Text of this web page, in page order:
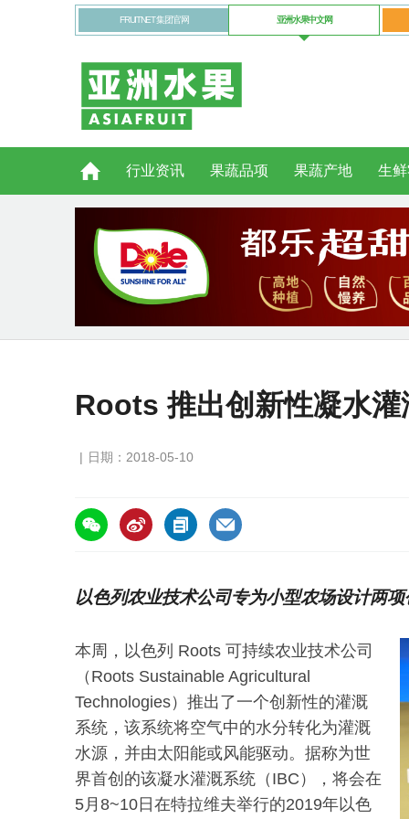
FRUITNET 集团官网 亚洲水果中文网
行业资讯 果蔬品项 果蔬产地 生
Roots 推出创新性凝水
日期：2018-05-10
https://asiafruitchina.net/16929.html
以色列农业技术公司专为小型农场设计两
本周，以色列 Roots 可持续农业技术公司
（Roots Sustainable Agricultural
Technologies）推出了一个创新性的灌溉
系统，该系统将空气中的水分转化为灌溉
水源，并由太阳能或风能驱动。据称为世
界首创的该凝水灌溉系统（IBC），将会在
5月8~10日在特拉维夫举行的2019年以色